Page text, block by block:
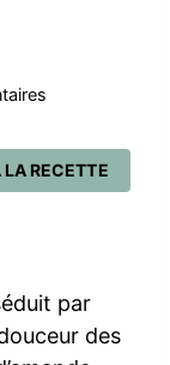
LA RECETTE
par
des